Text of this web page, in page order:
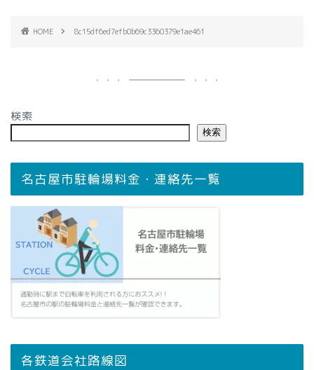
HOME 8c15df6ed7efb0b69c3360379e1ae461
検索
検索
名古屋市駐輪場料金・連絡先一覧
各鉄道会社路線図